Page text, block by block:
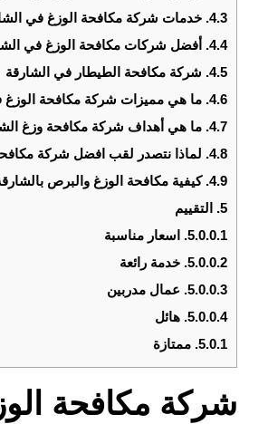
4.3. خدمات شركة مكافحة الوزغ في
4.4.
أفضل شركات مكافحة الوزغ في
4.5. شركة مكافحة الطيطار في الشارقة
4.6. ما هي مميزات شركة مكافحة الوزغ
4.7. ما هي أهداف شركة مكافحة وزغ
4.8. لماذا نتصدر لقب افضل شركة
4.9. كيفية مكافحة الوزغ والبرص
5.
التقييم
5.0.0.1.
اسعار مناسبة
5.0.0.2. خدمة رائعة
5.0.0.3. عمال مدربين
5.0.0.4. هائل
5.0.1. ممتازة
شركة مكافحة